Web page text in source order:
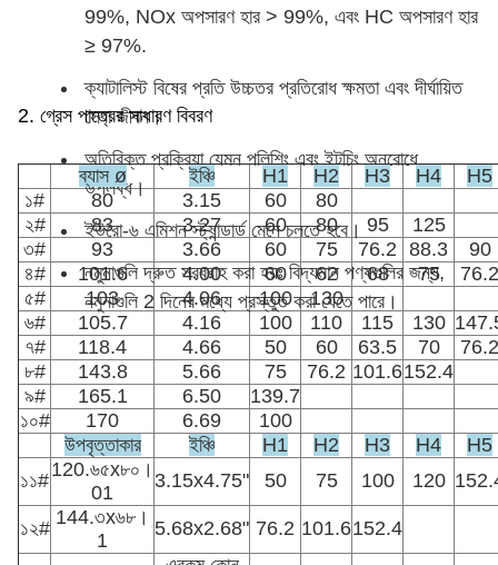
99%, NOx অপসারণ হার > 99%, এবং HC অপসারণ হার
≥ 97%.
ক্যাটালিস্ট বিষের প্রতি উচ্চতর প্রতিরোধ ক্ষমতা এবং দীর্ঘায়িত
সেবা জীবন।
অতিরিক্ত প্রক্রিয়া যেমন পলিশিং এবং ইটচিং অনুরোধে
উপলব্ধ।
ইউরো-৬ এমিশন স্ট্যান্ডার্ড মেনে চলতে হবে।
নমুনাগুলি দ্রুত সরবরাহ করা হয়ঃ বিদ্যমান পণ্যগুলির জন্য,
নমুনাগুলি 2 দিনের মধ্যে প্রস্তুত করা যেতে পারে।
2. গ্রেস পাত্রের সাধারণ বিবরণ
ব্যাস ø ইঞ্চি H1 H2 H3 H4
H5
১#
80 3.15 60
80
২#
83 3.27 60 80 95
125
৩#
93 3.66 60 75 76.2 88.3
90
৪#
101.6 4.00 60 62 68 75
76.2
৫#
103 4.06 100
130
৬#
105.7 4.16 100 110 115 130
৭#
118.4 4.66 50 60 63.5 70
76.2
৮#
143.8 5.66 75 76.2 101.6152.4
৯#
165.1 6.50
139.7
১০#
170 6.69
100
উপবৃত্তাকার
ইঞ্চি H1 H2 H3 H4
H5
১১#120.৬৫x৮০।
01
3.15x4.75" 50 75 100 120
১২# 144.৩x৬৮।
1
5.68x2.68" 76.2 101.6152.4